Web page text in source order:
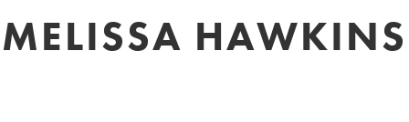
MELISSA HAWKINS